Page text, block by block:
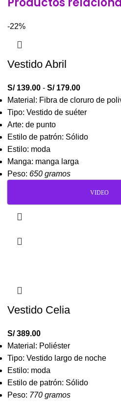
-22%
Vestido Abril
S/139.00 - S/179.00
Material: Fibra de cloruro de
Tipo: Vestido de suéter
Arte: de punto
Estilo de patrón: Sólido
Estilo: moda
Manga: manga larga
Peso: 650 gramos
VIDEO
Vestido Celia
S/389.00
Material: Poliéster
Tipo: Vestido largo de noche
Estilo: moda
Estilo de patrón: Sólido
Peso: 770 gramos